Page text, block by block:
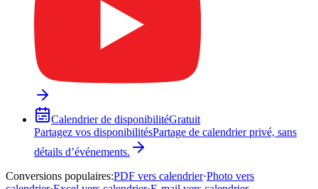
Calendrier de disponibilitéGratuit
Partagez vos disponibilitésPartage de calendrier privé, sans
détails d’événements.
Conversions populaires:PDF vers calendrier·Photo vers